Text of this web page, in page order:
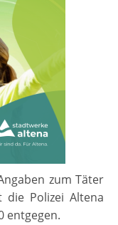
zum Täter
die Polizei Altena
entgegen.